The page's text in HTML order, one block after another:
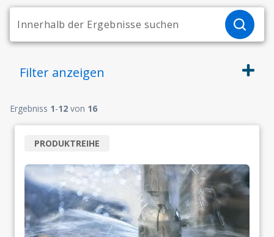
Filter anzeigen
Ergebniss 1-12 von 16
PRODUKTREIHE